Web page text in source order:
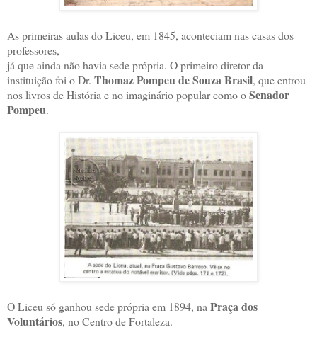
As primeiras aulas do Liceu, em 1845, aconteciam nas casas dos
professores,
já que ainda não havia sede própria. O primeiro diretor da
instituição foi o Dr. Thomaz Pompeu de Souza Brasil, que entrou
nos livros de História e no imaginário popular como oSenador
Pompeu.
O Liceu só ganhou sede própria em 1894, na Praça dos
Voluntários, no Centro de Fortaleza.